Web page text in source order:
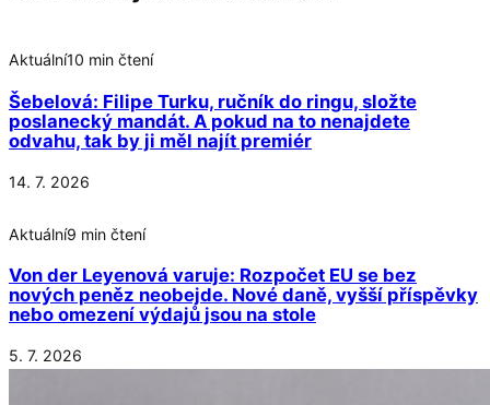
Aktuální10 min čtení
Šebelová: Filipe Turku, ručník do ringu, složte
poslanecký mandát. A pokud na to nenajdete
odvahu, tak by ji měl najít premiér
14. 7. 2026
Aktuální9 min čtení
Von der Leyenová varuje: Rozpočet EU se bez
nových peněz neobejde. Nové daně, vyšší příspěvky
nebo omezení výdajů jsou na stole
5. 7. 2026